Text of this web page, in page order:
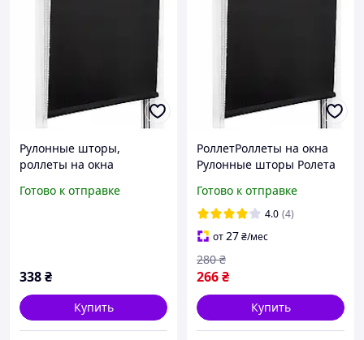
Рулонные шторы,
роллеты на окна
Готово к отправке
338₴
Купить
РоллетРоллеты на окна
Рулонные шторы Ролета
Ролокассеты лен2136
Черный
Готово к отправке
4.0 (4)
от27₴/мес
266₴
280 ₴
Купить